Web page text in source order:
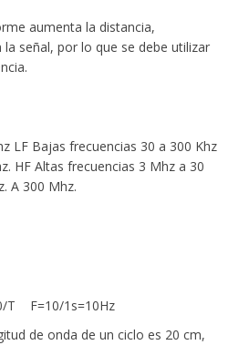
aumenta la distancia,
señal, por lo que se debe utilizar
LF Bajas frecuencias 30 a 300 Khz
HF Altas frecuencias 3 Mhz a 30
A 300 Mhz.
T F=10/1s=10Hz
de onda de un ciclo es 20 cm,